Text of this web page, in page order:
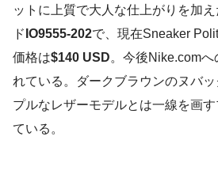
ットに上質で大人な仕上がりを加
ド IO9555-202で、現在Sneaker
価格は$140 USD。今後Nike.com
れている。ダークブラウンのヌバ
プルなレザーモデルとは一線を画
ている。